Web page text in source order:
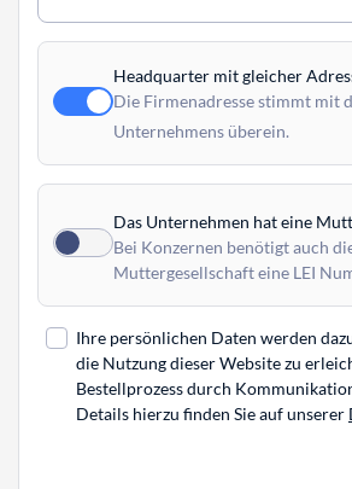
Headquarter mit gleicher
Die Firmenadresse stimmt mit
Unternehmens überein.
Das Unternehmen hat eine
Bei Konzernen benötigt auch
Muttergesellschaft eine LEI
Ihre persönlichen Daten werden
die Nutzung dieser Website zu
Bestellprozess durch
Details hierzu finden Sie auf unserer